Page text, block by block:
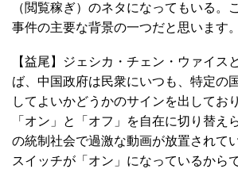
（閲覧稼ぎ）のネタになってもいる。
事件の主要な背景の一つだと思います。
【益尾】ジェシカ・チェン・ウァイス
ば、中国政府は民衆にいつも、特定の
してよいかどうかのサインを出してお
「オン」と「オフ」を自在に切り替え
の統制社会で過激な動画が放置されて
スイッチが「オン」になっているからで